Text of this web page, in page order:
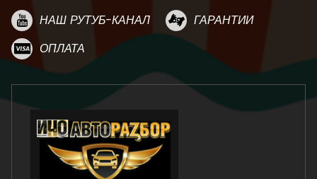
НАШ РУТУБ-КАНАЛ
ГАРАНТИИ
ОПЛАТА